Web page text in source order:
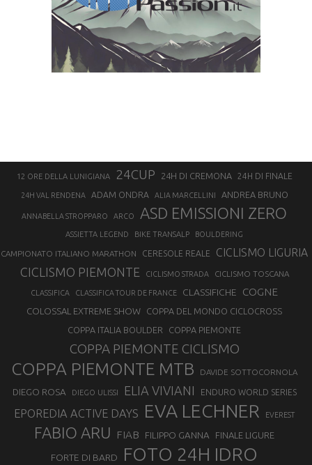
12 ORE DELLA LUNIGIANA 24CUP 24H DI CREMONA 24H DI FINALE
24H VAL RENDENA ADAM ONDRA ALIA MARCELLINI ANDREA BRUNO
ANNABELLA STROPPARO ARCO ASD EMISSIONI ZERO
ASSIETTA LEGEND BIKE TRANSALP BOULDERING
CAMPIONATO ITALIANO MARATHON CERESOLE REALE CICLISMO LIGURIA
CICLISMO PIEMONTE CICLISMO STRADA CICLISMO TOSCANA
CLASSIFICA CLASSIFICA TOUR DE FRANCE CLASSIFICHE COGNE
COLOSSAL EXTREME SHOW
COPPA DEL MONDO CICLOCROSS
COPPA ITALIA BOULDER
COPPA PIEMONTE
COPPA PIEMONTE CICLISMO
COPPA PIEMONTE MTB DAVIDE SOTTOCORNOLA
DIEGO ROSA DIEGO ULISSI ELIA VIVIANI ENDURO WORLD SERIES
EPOREDIA ACTIVE DAYS EVA LECHNER EVEREST
FABIO ARU FIAB FILIPPO GANNA FINALE LIGURE
FORTE DI BARD FOTO 24H IDRO